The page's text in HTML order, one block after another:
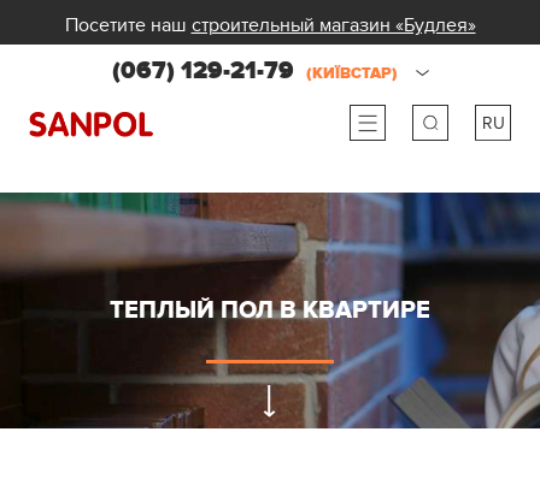
Посетите наш строительный магазин «Будлея»
(067) 129-21-79 (КИЇВСТАР)
RU
ua
ТЕПЛЫЙ ПОЛ В КВАРТИРЕ